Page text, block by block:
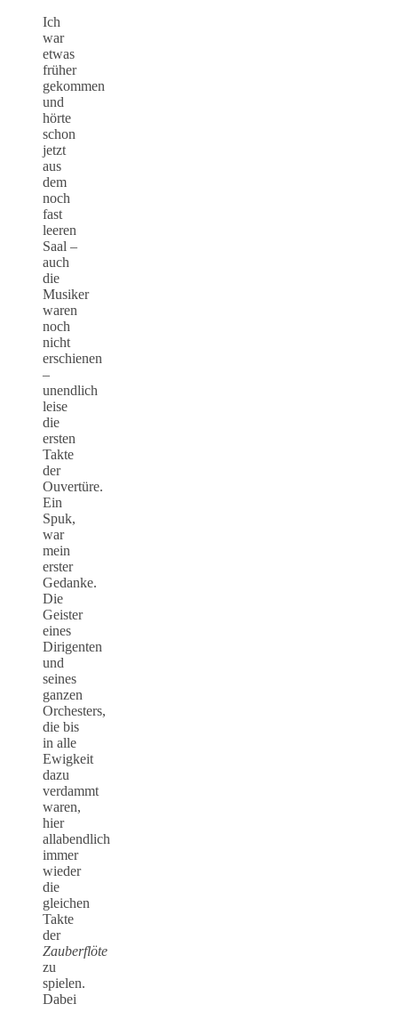
Ich
war
etwas
früher
gekommen
und
hörte
schon
jetzt
aus
dem
noch
fast
leeren
Saal –
auch
die
Musiker
waren
noch
nicht
erschienen
–
unendlich
leise
die
ersten
Takte
der
Ouvertüre.
Ein
Spuk,
war
mein
erster
Gedanke.
Die
Geister
eines
Dirigenten
und
seines
ganzen
Orchesters,
die bis
in alle
Ewigkeit
dazu
verdammt
waren,
hier
allabendlich
immer
wieder
die
gleichen
Takte
der
Zauberflöte
zu
spielen.
Dabei